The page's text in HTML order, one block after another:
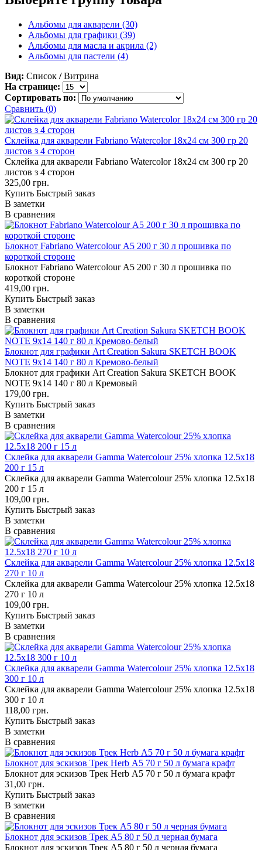
Альбомы для акварели (30)
Альбомы для графики (39)
Альбомы для масла и акрила (2)
Альбомы для пастели (4)
Вид: Список / Витрина
На странице:
Сортировать по:
Сравнить (0)
Склейка для акварели Fabriano Watercolor 18х24 см 300 гр 20
листов з 4 сторон
Склейка для акварели Fabriano Watercolor 18х24 см 300 гр 20
листов з 4 сторон
325,00 грн.
Купить Быстрый заказ
В заметки
В сравнения
Блокнот Fabriano Watercolour А5 200 г 30 л прошивка по
короткой стороне
Блокнот Fabriano Watercolour А5 200 г 30 л прошивка по
короткой стороне
419,00 грн.
Купить Быстрый заказ
В заметки
В сравнения
Блокнот для графики Art Creation Sakura SKETCH BOOK
NOTE 9х14 140 г 80 л Кремово-белый
Блокнот для графики Art Creation Sakura SKETCH BOOK
NOTE 9х14 140 г 80 л Кремовый
179,00 грн.
Купить Быстрый заказ
В заметки
В сравнения
Склейка для акварели Gamma Watercolour 25% хлопка 12.5х18
200 г 15 л
Склейка для акварели Gamma Watercolour 25% хлопка 12.5х18
200 г 15 л
109,00 грн.
Купить Быстрый заказ
В заметки
В сравнения
Склейка для акварели Gamma Watercolour 25% хлопка 12.5х18
270 г 10 л
Склейка для акварели Gamma Watercolour 25% хлопка 12.5х18
270 г 10 л
109,00 грн.
Купить Быстрый заказ
В заметки
В сравнения
Склейка для акварели Gamma Watercolour 25% хлопка 12.5х18
300 г 10 л
Склейка для акварели Gamma Watercolour 25% хлопка 12.5х18
300 г 10 л
118,00 грн.
Купить Быстрый заказ
В заметки
В сравнения
Блокнот для эскизов Трек Herb А5 70 г 50 л бумага крафт
Блокнот для эскизов Трек Herb А5 70 г 50 л бумага крафт
31,00 грн.
Купить Быстрый заказ
В заметки
В сравнения
Блокнот для эскизов Трек А5 80 г 50 л черная бумага
Блокнот для эскизов Трек А5 80 г 50 л черная бумага